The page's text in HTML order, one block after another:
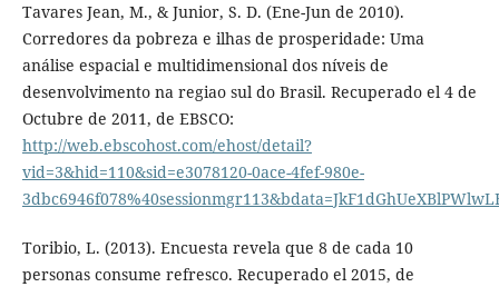
Tavares Jean, M., & Junior, S. D. (Ene-Jun de 2010).
Corredores da pobreza e ilhas de prosperidade: Uma
análise espacial e multidimensional dos níveis de
desenvolvimento na regiao sul do Brasil. Recuperado el 4 de
Octubre de 2011, de EBSCO:
http://web.ebscohost.com/ehost/detail?
vid=3&hid=110&sid=e3078120-0ace-4fef-980e-
Toribio, L. (2013). Encuesta revela que 8 de cada 10
personas consume refresco. Recuperado el 2015, de